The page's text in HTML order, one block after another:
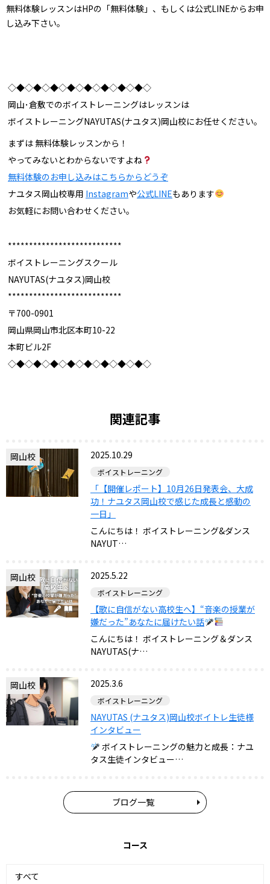
無料体験レッスンはHPの「無料体験」、もしくは公式LINEからお申
し込み下さい。
◇◆◇◆◇◆◇◆◇◆◇◆◇◆◇◆◇
岡山･倉敷でのボイストレーニングはレッスンは
ボイストレーニングNAYUTAS(ナユタス)岡山校にお任せください。
まずは 無料体験レッスンから！
やってみないとわからないですよね
無料体験のお申し込みはこちらからどうぞ
ナユタス岡山校専用 Instagramや公式LINEもあります
お気軽にお問い合わせください。
***************************
ボイストレーニングスクール
NAYUTAS(ナユタス)岡山校
***************************
〒700-0901
岡山県岡山市北区本町10-22
本町ビル2F
◇◆◇◆◇◆◇◆◇◆◇◆◇◆◇◆◇
関連記事
岡山校 2025.10.29
ボイストレーニング
「【開催レポート】10月26日発表会、大成
功！ナユタス岡山校で感じた成長と感動の
一日」
こんにちは！ ボイストレーニング&ダンス
NAYUT…
岡山校 2025.5.22
ボイストレーニング
【歌に自信がない高校生へ】“音楽の授業が
嫌だった”あなたに届けたい話
こんにちは！ ボイストレーニング＆ダンス
NAYUTAS(ナ…
岡山校 2025.3.6
ボイストレーニング
NAYUTAS (ナユタス)岡山校ボイトレ生徒様
インタビュー
ボイストレーニングの魅力と成長：ナユ
タス生徒インタビュー…
ブログ一覧
コース
すべて